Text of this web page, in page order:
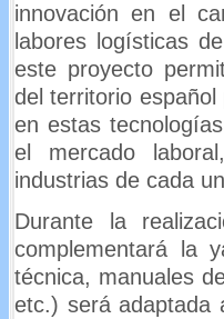
innovación en el
labores logísticas
este proyecto
del territorio
en estas
el mercado
industrias de cada
Durante la
complementará la
técnica, manuales
etc.) será adaptada